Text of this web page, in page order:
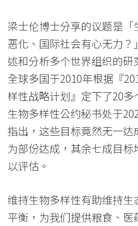
多
样
性
及
环
境
资
议
梁士伦博士分享的议题是「
恶化、国际社会有心无力？
述和分析多个世界组织的研
全球多国于2010年根据『
样性战略计划』定下了20多
生物多样性公约秘书处于
指出，这些目标竟然无一达
为部份达成，其余七成目标
以评估。
维持生物多样性有助维持生
平衡，为我们提供粮食、